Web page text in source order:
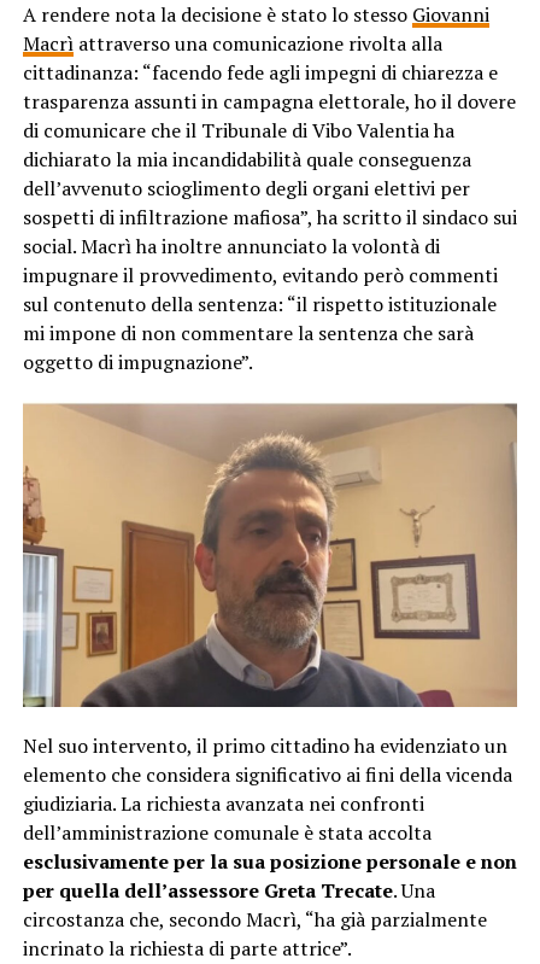
A rendere nota la decisione è stato lo stesso Giovanni
Macrìattraverso una comunicazione rivolta alla
cittadinanza: “facendo fede agli impegni di chiarezza e
trasparenza assunti in campagna elettorale, ho il dovere
di comunicare che il Tribunale di Vibo Valentia ha
dichiarato la mia incandidabilità quale conseguenza
dell’avvenuto scioglimento degli organi elettivi per
sospetti di infiltrazione mafiosa”, ha scritto il sindaco sui
social. Macrì ha inoltre annunciato la volontà di
impugnare il provvedimento, evitando però commenti
sul contenuto della sentenza: “il rispetto istituzionale
mi impone di non commentare la sentenza che sarà
oggetto di impugnazione”.
Nel suo intervento, il primo cittadino ha evidenziato un
elemento che considera significativo ai fini della vicenda
giudiziaria. La richiesta avanzata nei confronti
dell’amministrazione comunale è stata accolta
esclusivamente per la sua posizione personale e non
per quella dell’assessore Greta Trecate. Una
circostanza che, secondo Macrì, “ha già parzialmente
incrinato la richiesta di parte attrice”.